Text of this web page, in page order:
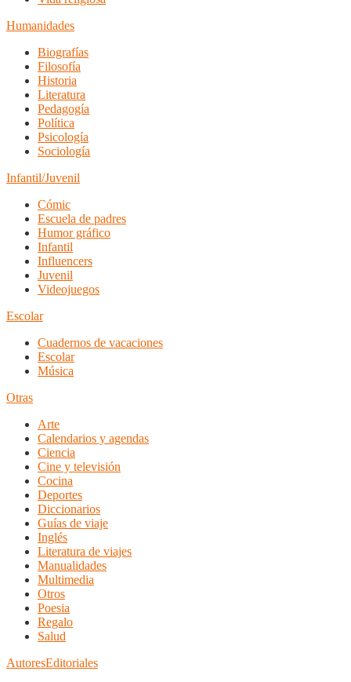
Humanidades
Biografías
Filosofía
Historia
Literatura
Pedagogía
Política
Psicología
Sociología
Infantil/Juvenil
Cómic
Escuela de padres
Humor gráfico
Infantil
Influencers
Juvenil
Videojuegos
Escolar
Cuadernos de vacaciones
Escolar
Música
Otras
Arte
Calendarios y agendas
Ciencia
Cine y televisión
Cocina
Deportes
Diccionarios
Guías de viaje
Inglés
Literatura de viajes
Manualidades
Multimedia
Otros
Poesia
Regalo
Salud
AutoresEditoriales